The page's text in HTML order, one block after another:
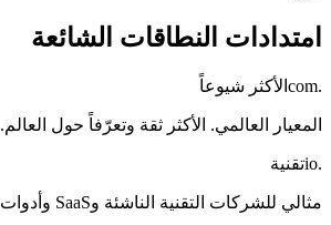
امتدادات النطاقات الشائعة
.com الأكثر شيوعاً
المعيار العالمي. الأكثر ثقة وتعرّفاً حول العالم.
.io تقنية
مثالي للشركات التقنية الناشئة وSaaS وأدوات المطورين.